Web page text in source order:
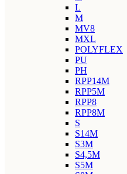
L
M
MV8
MXL
POLYFLEX
PU
PH
RPP14M
RPP5M
RPP8
RPP8M
S
S14M
S3M
S4,5M
S5M